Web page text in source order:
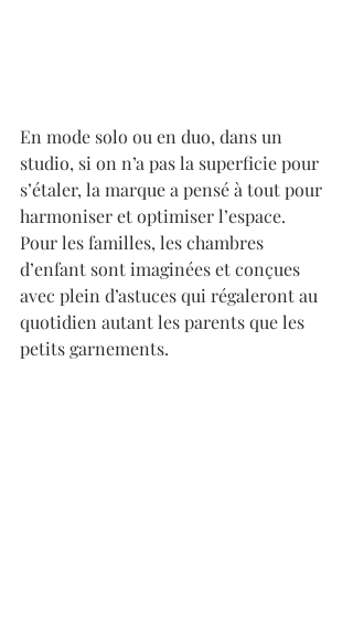
En mode solo ou en duo, dans un
studio, si on n’a pas la superficie pour
s’étaler, la marque a pensé à tout pour
harmoniser et optimiser l’espace.
Pour les familles, les chambres
d’enfant sont imaginées et conçues
avec plein d’astuces qui régaleront au
quotidien autant les parents que les
petits garnements.